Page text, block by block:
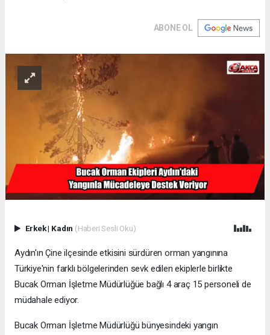
ABONE OL
Erkek| Kadın (Haberi Sesli Oku)
Aydın'ın Çine ilçesinde etkisini sürdüren orman yangınına
Türkiye'nin farklı bölgelerinden sevk edilen ekiplerle birlikte
Bucak Orman İşletme Müdürlüğüe bağlı 4 araç 15 personeli de
müdahale ediyor.
Bucak Orman İşletme Müdürlüğü bünyesindeki yangın